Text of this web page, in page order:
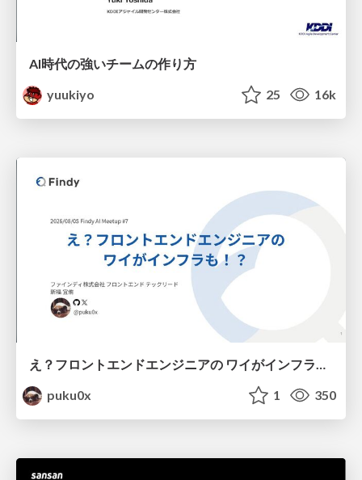
AI時代の強いチームの作り方
yuukiyo
25 16k
え？フロントエンドエンジニアの ワイがインフラも！？
puku0x
1 350